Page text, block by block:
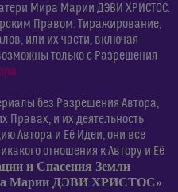
Мира Марии ДЭВИ ХРИСТОС.
Правом. Тиражирование,
или их части, включая
только с Разрешения
.
без Разрешения Автора,
Правах, и их деятельность
Автора и Её Идеи, они все
отношения к Автору и Её
и Спасения Земли
Марии ДЭВИ ХРИСТОС».